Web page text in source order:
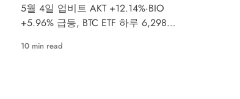
5월 4일 업비트 AKT +12.14%·BIO
+5.96% 급등, BTC ETF 하루 6,298억
주 FOMC 금리 결정이 최대 변수입니
10 min read